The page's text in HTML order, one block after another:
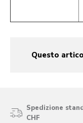
Questo
yes
no
Spedizione
CHF